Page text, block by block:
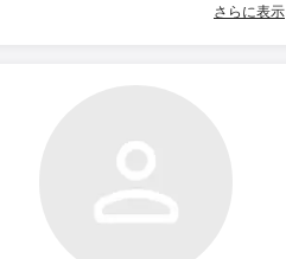
さらに表示